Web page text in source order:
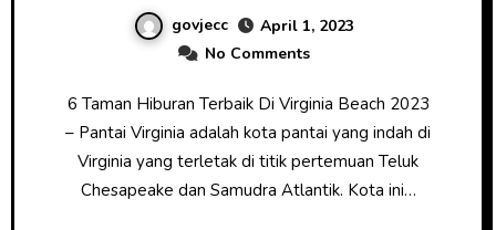
govjecc
April 1, 2023
No Comments
6 Taman Hiburan Terbaik Di Virginia Beach 2023
– Pantai Virginia adalah kota pantai yang indah di
Virginia yang terletak di titik pertemuan Teluk
Chesapeake dan Samudra Atlantik. Kota ini…